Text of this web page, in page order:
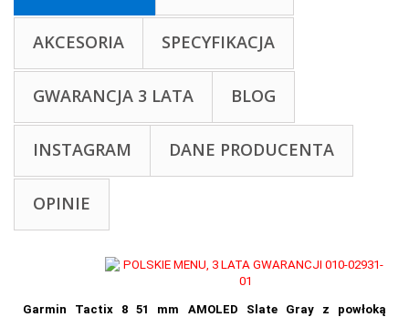
AKCESORIA SPECYFIKACJA
GWARANCJA 3 LATA BLOG
INSTAGRAM DANE PRODUCENTA
OPINIE
Garmin Tactix 8 51 mm AMOLED Slate Gray z powłoką